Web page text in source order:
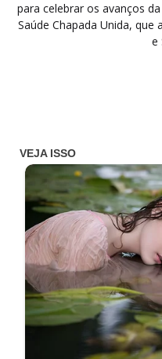
para celebrar os avanços
Saúde Chapada Unida,
e